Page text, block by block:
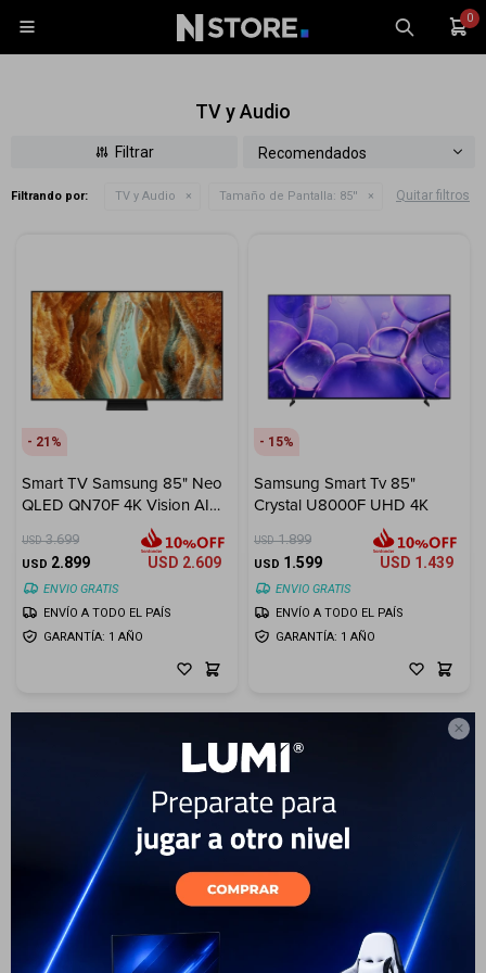

0

TV y Audio
Recomendados
Filtrando por: TV y Audio Tamaño de Pantalla: 85'' Quitar filtros
21
Smart TV Samsung 85" Neo
QLED QN70F 4K Vision AI
USD 3.699
USD 2.899 USD 2.609
ENVIO GRATIS
GARANTÍA: 1 AÑO
ENVÍO A TODO EL PAÍS
15
Samsung Smart Tv 85"
Crystal U8000F UHD 4K
USD 1.899
USD 1.599 USD 1.439
ENVIO GRATIS
GARANTÍA: 1 AÑO
ENVÍO A TODO EL PAÍS
Smart TV 85¨ QLED 4K, Q8F,
TV y Audio
Hogar
Marcas
Wearables
Accesorios